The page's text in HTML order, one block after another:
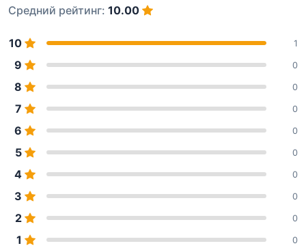
Средний рейтинг: 10.00
10 1
9 0
8 0
7 0
6 0
5 0
4 0
3 0
2 0
1 0